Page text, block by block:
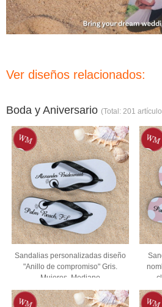
Ver diseños relacionados:
Boda y Aniversario (Total: 201
Sandalias personalizadas diseño
"Anillo de compromiso" Gris.
Mujeres. Mediano